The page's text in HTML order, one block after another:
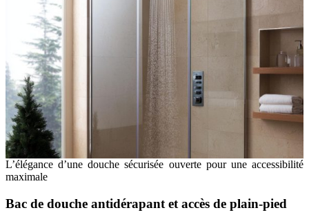
L’élégance d’une douche sécurisée ouverte pour une accessibilité
maximale
Bac de douche antidérapant et accès de plain-pied